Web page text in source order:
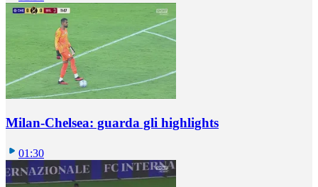
Milan-Chelsea: guarda gli highlights
01:30